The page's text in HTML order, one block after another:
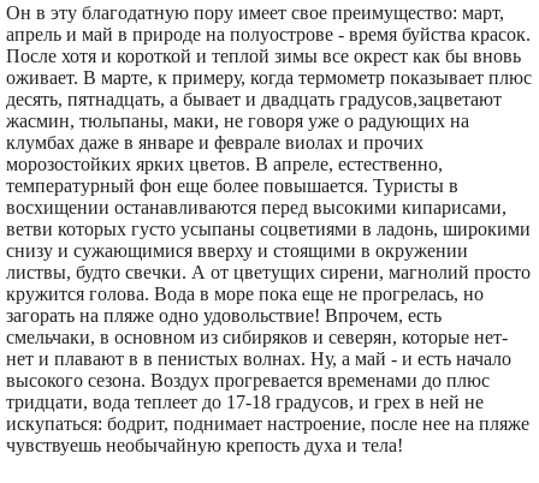
Он в эту благодатную пору имеет свое преимущество: март,
апрель и май в природе на полуострове - время буйства красок.
После хотя и короткой и теплой зимы все окрест как бы вновь
оживает. В марте, к примеру, когда термометр показывает плюс
десять, пятнадцать, а бывает и двадцать градусов,зацветают
жасмин, тюльпаны, маки, не говоря уже о радующих на
клумбах даже в январе и феврале виолах и прочих
морозостойких ярких цветов. В апреле, естественно,
температурный фон еще более повышается. Туристы в
восхищении останавливаются перед высокими кипарисами,
ветви которых густо усыпаны соцветиями в ладонь, широкими
снизу и сужающимися вверху и стоящими в окружении
листвы, будто свечки. А от цветущих сирени, магнолий просто
кружится голова. Вода в море пока еще не прогрелась, но
загорать на пляже одно удовольствие! Впрочем, есть
смельчаки, в основном из сибиряков и северян, которые нет-
нет и плавают в в пенистых волнах. Ну, а май - и есть начало
высокого сезона. Воздух прогревается временами до плюс
тридцати, вода теплеет до 17-18 градусов, и грех в ней не
искупаться: бодрит, поднимает настроение, после нее на пляже
чувствуешь необычайную крепость духа и тела!